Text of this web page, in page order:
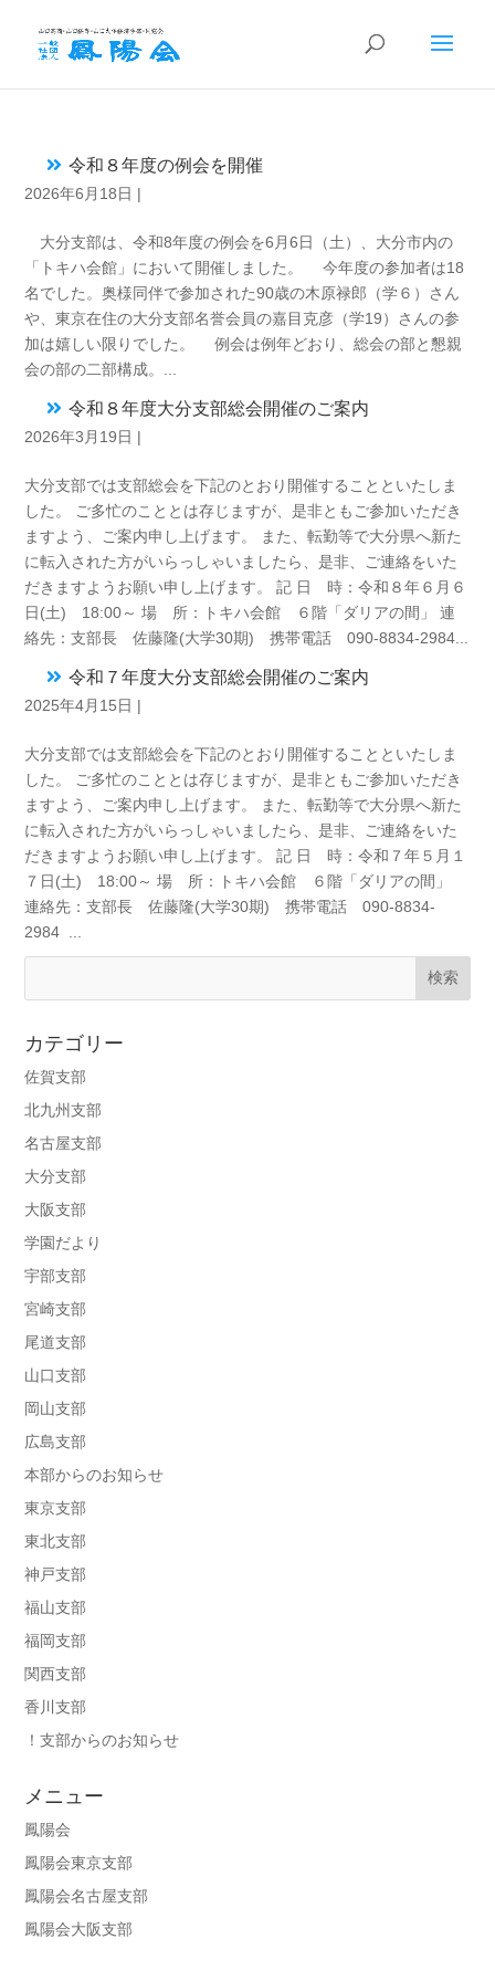
令和８年度の例会を開催
2026年6月18日 |
大分支部は、令和8年度の例会を6月6日（土）、大分市内の
「トキハ会館」において開催しました。 今年度の参加者は18
名でした。奥様同伴で参加された90歳の木原禄郎（学６）さん
や、東京在住の大分支部名誉会員の嘉目克彦（学19）さんの参
加は嬉しい限りでした。 例会は例年どおり、総会の部と懇親
会の部の二部構成。...
令和８年度大分支部総会開催のご案内
2026年3月19日 |
大分支部では支部総会を下記のとおり開催することといたしま
した。 ご多忙のこととは存じますが、是非ともご参加いただき
ますよう、ご案内申し上げます。 また、転勤等で大分県へ新た
に転入された方がいらっしゃいましたら、是非、ご連絡をいた
だきますようお願い申し上げます。 記 日 時：令和８年６月６
日(土) 18:00～ 場 所：トキハ会館 ６階「ダリアの間」 連
絡先：支部長 佐藤隆(大学30期) 携帯電話 090-8834-2984...
令和７年度大分支部総会開催のご案内
2025年4月15日 |
大分支部では支部総会を下記のとおり開催することといたしま
した。 ご多忙のこととは存じますが、是非ともご参加いただき
ますよう、ご案内申し上げます。 また、転勤等で大分県へ新た
に転入された方がいらっしゃいましたら、是非、ご連絡をいた
だきますようお願い申し上げます。 記 日 時：令和７年５月１
７日(土) 18:00～ 場 所：トキハ会館 ６階「ダリアの間」
連絡先：支部長 佐藤隆(大学30期) 携帯電話 090-8834-
2984 ...
カテゴリー
佐賀支部
北九州支部
名古屋支部
大分支部
大阪支部
学園だより
宇部支部
宮崎支部
尾道支部
山口支部
岡山支部
広島支部
本部からのお知らせ
東京支部
東北支部
神戸支部
福山支部
福岡支部
関西支部
香川支部
！支部からのお知らせ
メニュー
鳳陽会
鳳陽会東京支部
鳳陽会名古屋支部
鳳陽会大阪支部